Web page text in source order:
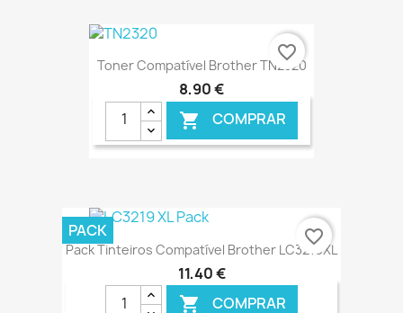
€ ONLINE
Toner Compatível Brother TN2320
8,90 €
 COMPRAR
€ ONLINE
favorite_border
Pack Tinteiros Compatível Brother LC3219XL
11,40 €
 COMPRAR
PACK favorite_border